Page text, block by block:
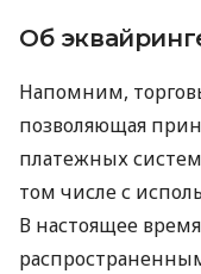
Об
Напомним,
позволяющая
платежных систем
том числе с
В настоящее